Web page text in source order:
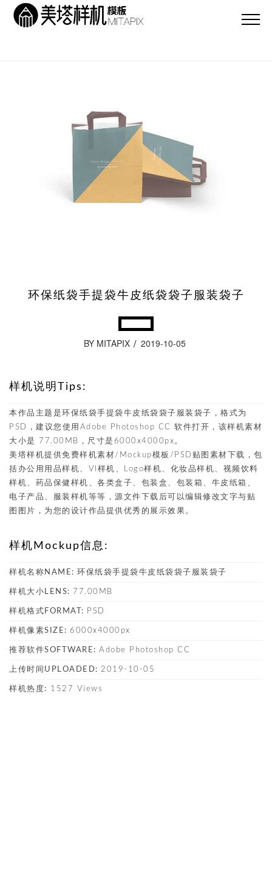
环保纸袋手提袋牛皮纸袋袋子服装袋子
BY MITAPIX 2019-10-05
样机说明Tips:
本作品主题是环保纸袋手提袋牛皮纸袋袋子服装袋子，格式为
PSD，建议您使用Adobe Photoshop CC 软件打开，该样机素材
大小是 77.00MB，尺寸是6000x4000px。
美塔样机提供免费样机素材/Mockup模板/PSD贴图素材下载，包
括办公用用品样机、VI样机、Logo样机、化妆品样机、视频饮料
样机、药品保健样机、各类盒子、包装盒、包装箱、牛皮纸箱、
电子产品、服装样机等等，源文件下载后可以编辑修改文字与贴
图图片，为您的设计作品提供优秀的展示效果。
样机Mockup信息:
样机名称NAME: 环保纸袋手提袋牛皮纸袋袋子服装袋子
样机大小LENS: 77.00MB
样机格式FORMAT: PSD
样机像素SIZE: 6000x4000px
推荐软件SOFTWARE: Adobe Photoshop CC
上传时间UPLOADED: 2019-10-05
样机热度: 1527 Views